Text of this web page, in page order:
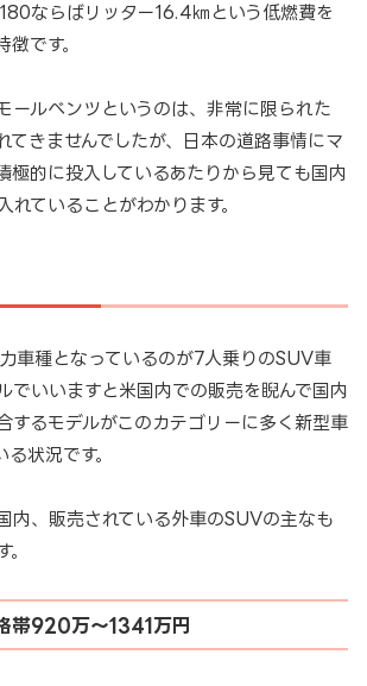
ならばリッター16.4㎞という低燃費を
です。
ールベンツというのは、非常に限られた
てきませんでしたが、日本の道路事情にマ
極的に投入しているあたりから見ても国内
れていることがわかります。
車種となっているのが7人乗りのSUV車
でいいますと米国内での販売を睨んで国内
するモデルがこのカテゴリーに多く新型車
状況です。
内、販売されている外車のSUVの主なも
920万～1341万円